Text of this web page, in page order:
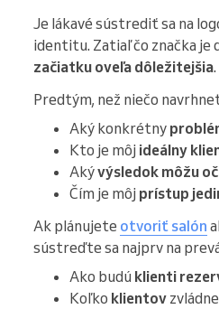
Je lákavé sústrediť sa na
identitu. Zatiaľ čo značka je
začiatku oveľa dôležitejšia.
Predtým, než niečo
Aký konkrétny
Kto je môj ideálny
Akývýsledok môžu
Čím je môj prístup
Ak plánujete otvoriť salón
sústreďte sa najprv na
Ako budú klienti
Koľko klientov